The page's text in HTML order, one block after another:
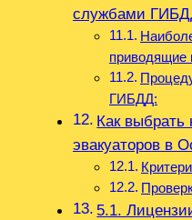
службами
приводящие
ГИБДД:
Как
эвакуаторов в
5.1.